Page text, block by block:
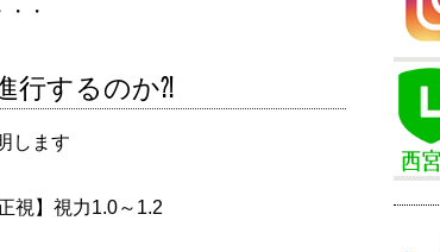
・
行するのか⁈
します
正視】視力1.0～1.2